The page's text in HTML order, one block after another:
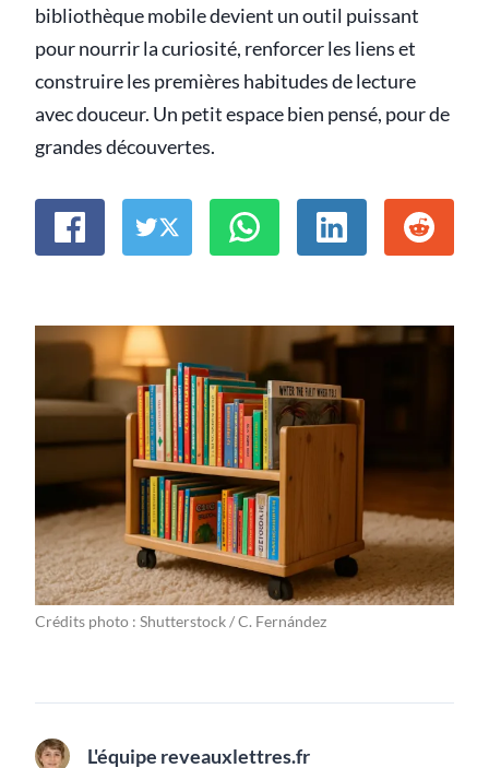
bibliothèque mobile devient un outil puissant
pour nourrir la curiosité, renforcer les liens et
construire les premières habitudes de lecture
avec douceur. Un petit espace bien pensé, pour de
grandes découvertes.
Crédits photo : Shutterstock / C. Fernández
L'équipe reveauxlettres.fr